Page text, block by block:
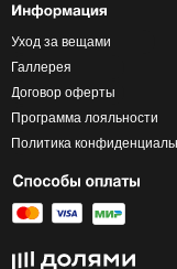
Программа лояльности
Политика
Договор оферты
Галлерея
Уход за вещами